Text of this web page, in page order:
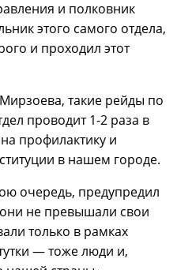
и полковник
этого самого отдела,
и проходил этот
такие рейды по
проводит 1-2 раза в
профилактику и
в нашем городе.
очередь, предупредил
не превышали свои
только в рамках
— тоже люди и,